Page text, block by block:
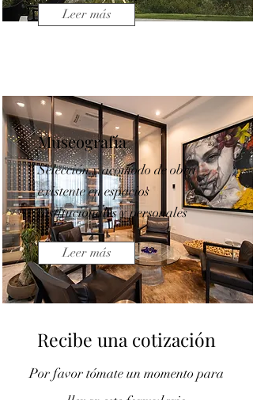
Leer más
Museografía
Selección y acomodo de obra
existente en espacios
institucionales y personales
Leer más
Recibe una cotización
Por favortómate un momento para